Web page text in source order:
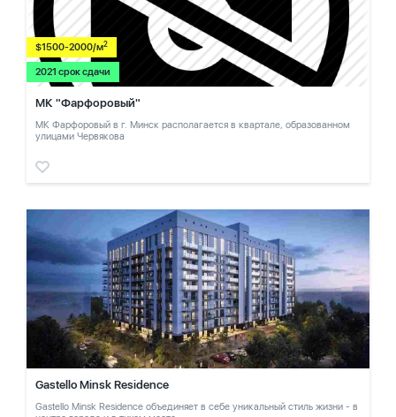
$1500-2000/м2
2021 срок сдачи
МК "Фарфоровый"
МК Фарфоровый в г. Минск располагается в квартале, образованном
улицами Червякова
Gastello Minsk Residence
Gastello Minsk Residence объединяет в себе уникальный стиль жизни - в